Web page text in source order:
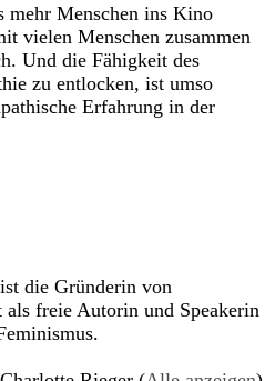
mehr Menschen ins Kino
vielen Menschen zusammen
Und die Fähigkeit des
zu entlocken, ist umso
Erfahrung in der
die Gründerin von
freie Autorin und Speakerin